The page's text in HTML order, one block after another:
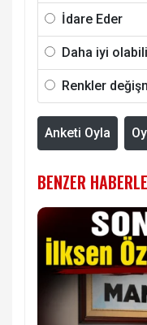
İdare Eder
Daha iyi
Renkler
Anketi Oyla
BENZER